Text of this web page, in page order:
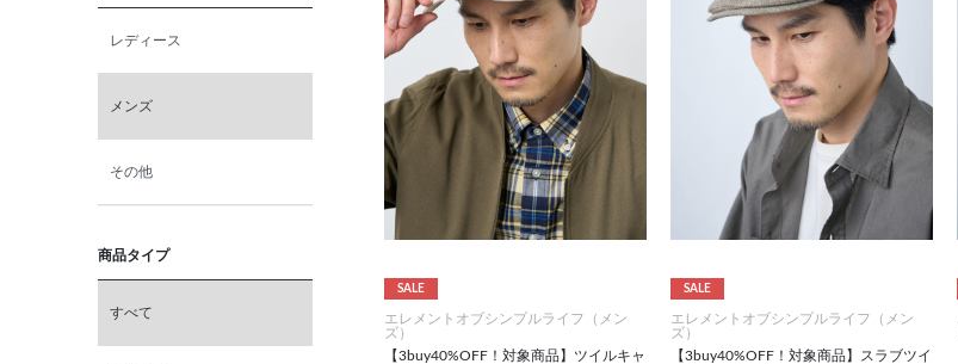
レディース
メンズ
その他
商品タイプ
すべて
SALE
エレメントオブシンプルライフ（メン
ズ）
【3buy40%OFF！対象商品】ツイルキャ
SALE
エレメントオブシンプルライフ（メン
ズ）
【3buy40%OFF！対象商品】スラブツイ